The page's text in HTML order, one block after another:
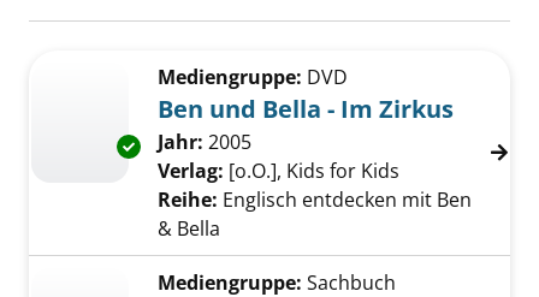
Zu den Suchfiltern springen
Exemplar-Details von Ben und Bella - Im
Mediengruppe: DVD
Ben und Bella - Im Zirkus
Suche nach diesem Verfasser
Jahr: 2005
Verlag: [o.O.], Kids for Kids
Reihe: Englisch entdecken mit Ben
& Bella
Mediengruppe: Sachbuch